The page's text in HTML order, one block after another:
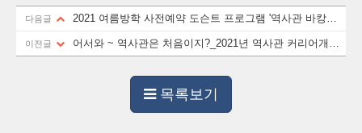
다음글
2021 여름방학 사전예약 도슨트 프로그램 '역사관 바캉스
with 하이디'
이전글
어서와 ~ 역사관은 처음이지?_2021년 역사관 커리어개발
목록보기